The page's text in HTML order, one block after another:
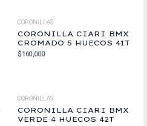
CORONILLAS
CORONILLA CIARI BMX
CROMADO 5 HUECOS 41T
$160,000
CORONILLAS
CORONILLA CIARI BMX
VERDE 4 HUECOS 42T